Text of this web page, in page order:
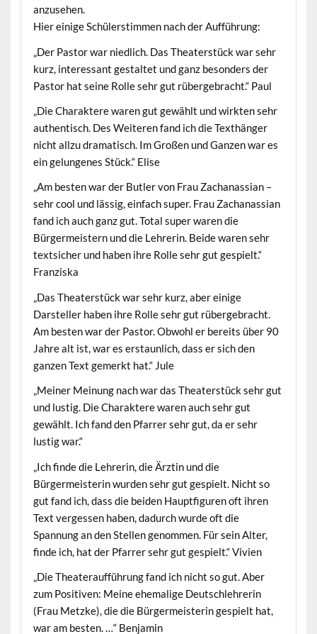
anzusehen.
Hier einige Schülerstimmen nach der Aufführung:
„Der Pastor war niedlich. Das Theaterstück war sehr
kurz, interessant gestaltet und ganz besonders der
Pastor hat seine Rolle sehr gut rübergebracht.“ Paul
„Die Charaktere waren gut gewählt und wirkten sehr
authentisch. Des Weiteren fand ich die Texthänger
nicht allzu dramatisch. Im Großen und Ganzen war es
ein gelungenes Stück.“ Elise
„Am besten war der Butler von Frau Zachanassian –
sehr cool und lässig, einfach super. Frau Zachanassian
fand ich auch ganz gut. Total super waren die
Bürgermeistern und die Lehrerin. Beide waren sehr
textsicher und haben ihre Rolle sehr gut gespielt.“
Franziska
„Das Theaterstück war sehr kurz, aber einige
Darsteller haben ihre Rolle sehr gut rübergebracht.
Am besten war der Pastor. Obwohl er bereits über 90
Jahre alt ist, war es erstaunlich, dass er sich den
ganzen Text gemerkt hat.“ Jule
„Meiner Meinung nach war das Theaterstück sehr gut
und lustig. Die Charaktere waren auch sehr gut
gewählt. Ich fand den Pfarrer sehr gut, da er sehr
lustig war.“
„Ich finde die Lehrerin, die Ärztin und die
Bürgermeisterin wurden sehr gut gespielt. Nicht so
gut fand ich, dass die beiden Hauptfiguren oft ihren
Text vergessen haben, dadurch wurde oft die
Spannung an den Stellen genommen. Für sein Alter,
finde ich, hat der Pfarrer sehr gut gespielt.“ Vivien
„Die Theateraufführung fand ich nicht so gut. Aber
zum Positiven: Meine ehemalige Deutschlehrerin
(Frau Metzke), die die Bürgermeisterin gespielt hat,
war am besten. …“ Benjamin